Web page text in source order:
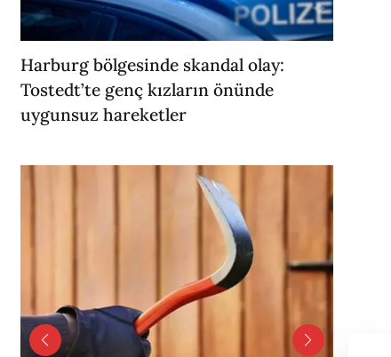
Harburg bölgesinde skandal olay:
Tostedt’te genç kızların önünde
uygunsuz hareketler